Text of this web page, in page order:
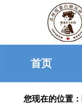
首页
您现在的位置：